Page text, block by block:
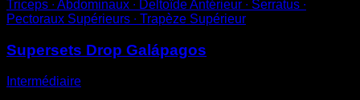
Triceps ∙ Abdominaux ∙ Deltoïde Antérieur ∙ Serratus ∙
Pectoraux Supérieurs ∙ Trapèze Supérieur
Supersets Drop Galápagos
Intermédiaire